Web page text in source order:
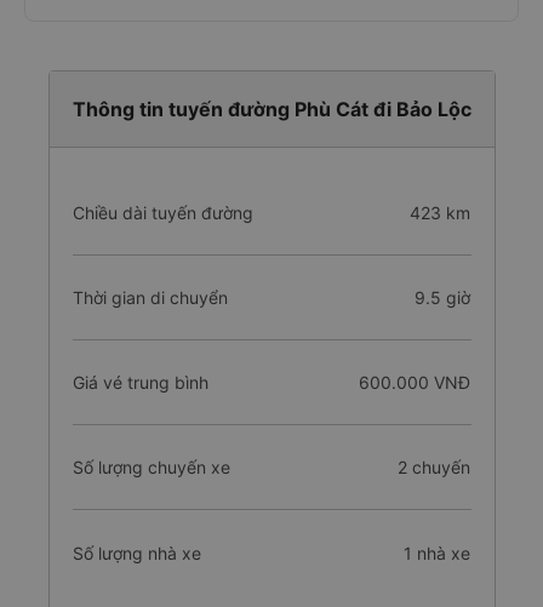
Thông tin tuyến đường Phù Cát đi Bảo Lộc
Chiều dài tuyến đường 423 km
Thời gian di chuyển 9.5 giờ
Giá vé trung bình 600.000 VNĐ
Số lượng chuyến xe 2 chuyến
Số lượng nhà xe 1 nhà xe